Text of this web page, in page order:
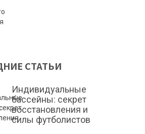
СТАТЬИ
Индивидуальные
бассейны: секрет
восстановления и
силы футболистов